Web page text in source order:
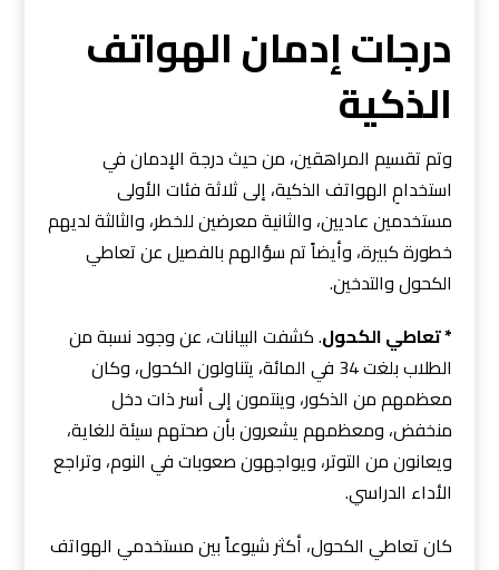
درجات إدمان الهواتف
الذكية
وتم تقسيم المراهقين، من حيث درجة الإدمان في
استخدامِ الهواتف الذكية، إلى ثلاثة فئات الأولى
مستخدمين عاديين، والثانية معرضين للخطر، والثالثة لديهم
خطورة كبيرة، وأيضاً تم سؤالهم بالفصيل عن تعاطي
الكحول والتدخين.
* تعاطي الكحول. كشفت البيانات، عن وجود نسبة من
الطلاب بلغت 34 في المائة، يتناولون الكحول، وكان
معظمهم من الذكور، وينتمون إلى أسر ذات دخل
منخفض، ومعظمهم يشعرون بأن صحتهم سيئة للغاية،
ويعانون من التوتر، ويواجهون صعوبات في النوم، وتراجع
الأداء الدراسي.
كان تعاطي الكحول، أكثر شيوعاً بين مستخدمي الهواتف